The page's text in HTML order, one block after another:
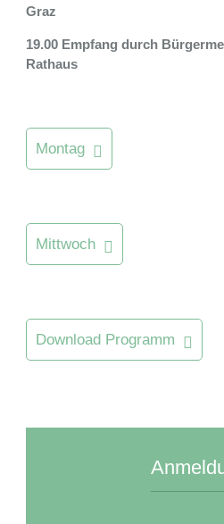
Graz
19.00 Empfang durch
Rathaus
Montag
Mittwoch
Download Programm